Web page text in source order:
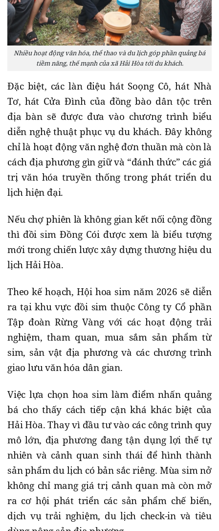
Nhiều hoạt động văn hóa, thể thao và du lịch góp phần quảng bá
tiềm năng, thế mạnh của xã Hải Hòa tới du khách.
Đặc biệt, các làn điệu hát Soọng Cô, hát Nhà
Tơ, hát Cửa Đình của đồng bào dân tộc trên
địa bàn sẽ được đưa vào chương trình biểu
diễn nghệ thuật phục vụ du khách. Đây không
chỉ là hoạt động văn nghệ đơn thuần mà còn là
cách địa phương gìn giữ và “đánh thức” các giá
trị văn hóa truyền thống trong phát triển du
lịch hiện đại.
Nếu chợ phiên là không gian kết nối cộng đồng
thì đồi sim Đồng Cói được xem là biểu tượng
mới trong chiến lược xây dựng thương hiệu du
lịch Hải Hòa.
Theo kế hoạch, Hội hoa sim năm 2026 sẽ diễn
ra tại khu vực đồi sim thuộc Công ty Cổ phần
Tập đoàn Rừng Vàng với các hoạt động trải
nghiệm, tham quan, mua sắm sản phẩm từ
sim, sản vật địa phương và các chương trình
giao lưu văn hóa dân gian.
Việc lựa chọn hoa sim làm điểm nhấn quảng
bá cho thấy cách tiếp cận khá khác biệt của
Hải Hòa. Thay vì đầu tư vào các công trình quy
mô lớn, địa phương đang tận dụng lợi thế tự
nhiên và cảnh quan sinh thái để hình thành
sản phẩm du lịch có bản sắc riêng. Mùa sim nở
không chỉ mang giá trị cảnh quan mà còn mở
ra cơ hội phát triển các sản phẩm chế biến,
dịch vụ trải nghiệm, du lịch check-in và tiêu